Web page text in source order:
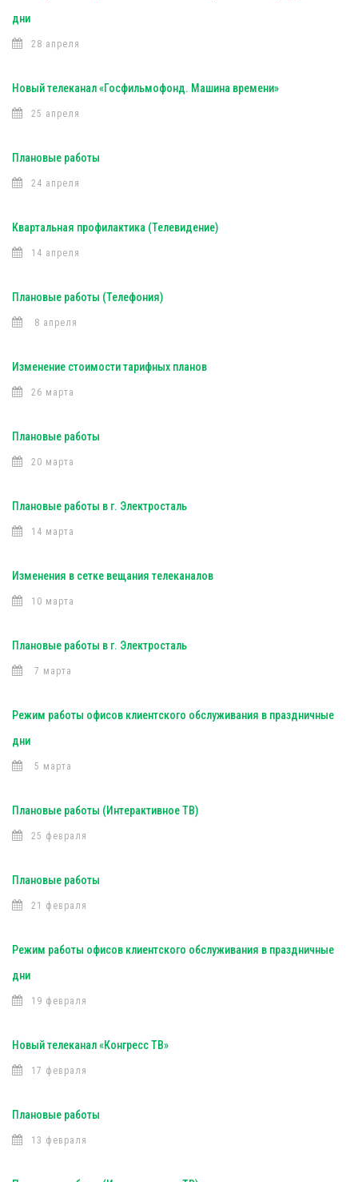
дни
28 апреля
Новый телеканал «Госфильмофонд. Машина времени»
25 апреля
Плановые работы
24 апреля
Квартальная профилактика (Телевидение)
14 апреля
Плановые работы (Телефония)
8 апреля
Изменение стоимости тарифных планов
26 марта
Плановые работы
20 марта
Плановые работы в г. Электросталь
14 марта
Изменения в сетке вещания телеканалов
10 марта
Плановые работы в г. Электросталь
7 марта
Режим работы офисов клиентского обслуживания в праздничные
дни
5 марта
Плановые работы (Интерактивное ТВ)
25 февраля
Плановые работы
21 февраля
Режим работы офисов клиентского обслуживания в праздничные
дни
19 февраля
Новый телеканал «Конгресс ТВ»
17 февраля
Плановые работы
13 февраля